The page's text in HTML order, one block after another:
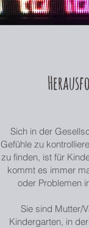
Sich in der
Gefühle zu
zu finden, ist für
kommt es immer
oder Problemen
Sie sind Mutter/
Kindergarten, in